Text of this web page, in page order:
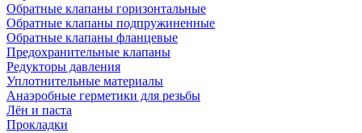
Обратные клапаны горизонтальные
Обратные клапаны подпружиненные
Обратные клапаны фланцевые
Предохранительные клапаны
Редукторы давления
Уплотнительные материалы
Анаэробные герметики для резьбы
Лён и паста
Прокладки